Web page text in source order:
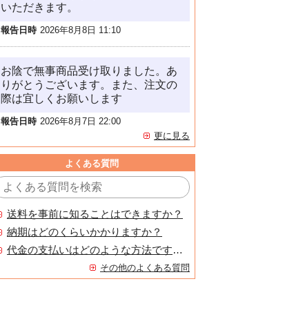
いただきます。
報告日時 2026年8月8日 11:10
お陰で無事商品受け取りました。あ
りがとうございます。また、注文の
際は宜しくお願いします
報告日時 2026年8月7日 22:00
更に見る
よくある質問
送料を事前に知ることはできますか？
納期はどのくらいかかりますか？
代金の支払いはどのような方法ですか？
その他のよくある質問